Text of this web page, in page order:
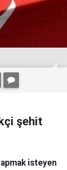
şehit
isteyen